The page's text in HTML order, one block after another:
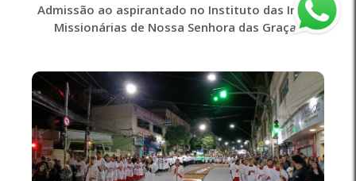
Admissão ao aspirantado no Instituto das Irmãs
Missionárias de Nossa Senhora das Graças